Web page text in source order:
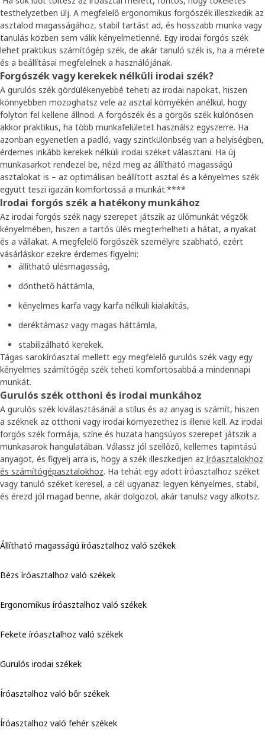
testhelyzetben ülj. A megfelelő ergonomikus forgószék illeszkedik az
asztalod magasságához, stabil tartást ad, és hosszabb munka vagy
tanulás közben sem válik kényelmetlenné. Egy irodai forgós szék
lehet praktikus számítógép szék, de akár tanuló szék is, ha a mérete
és a beállításai megfelelnek a használójának.
Forgószék vagy kerekek nélküli irodai szék?
A gurulós szék gördülékenyebbé teheti az irodai napokat, hiszen
könnyebben mozoghatsz vele az asztal környékén anélkül, hogy
folyton fel kellene állnod. A forgószék és a görgős szék különösen
akkor praktikus, ha több munkafelületet használsz egyszerre. Ha
azonban egyenetlen a padló, vagy szintkülönbség van a helyiségben,
érdemes inkább kerekek nélküli irodai széket választani. Ha új
munkasarkot rendezel be, nézd meg az állítható magasságú
asztalokat is – az optimálisan beállított asztal és a kényelmes szék
együtt teszi igazán komfortossá a munkát.****
Irodai forgós szék a hatékony munkához
Az irodai forgós szék nagy szerepet játszik az ülőmunkát végzők
kényelmében, hiszen a tartós ülés megterhelheti a hátat, a nyakat
és a vállakat. A megfelelő forgószék személyre szabható, ezért
vásárláskor ezekre érdemes figyelni:
állítható ülésmagasság,
dönthető háttámla,
kényelmes karfa vagy karfa nélküli kialakítás,
deréktámasz vagy magas háttámla,
stabilizálható kerekek.
Tágas sarokíróasztal mellett egy megfelelő gurulós szék vagy egy
kényelmes számítógép szék teheti komfortosabbá a mindennapi
munkát.
Gurulós szék otthoni és irodai munkához
A gurulós szék kiválasztásánál a stílus és az anyag is számít, hiszen
a széknek az otthoni vagy irodai környezethez is illenie kell. Az irodai
forgós szék formája, színe és huzata hangsúyos szerepet játszik a
munkasarok hangulatában. Válassz jól szellőző, kellemes tapintású
anyagot, és figyelj arra is, hogy a szék illeszkedjen az íróasztalokhoz
és számítógépasztalokhoz. Ha tehát egy adott íróasztalhoz széket
vagy tanuló széket keresel, a cél ugyanaz: legyen kényelmes, stabil,
és érezd jól magad benne, akár dolgozol, akár tanulsz vagy alkotsz.
Állítható magasságú íróasztalhoz való székek
Bézs íróasztalhoz való székek
Ergonomikus íróasztalhoz való székek
Fekete íróasztalhoz való székek
Gurulós irodai székek
Íróasztalhoz való bőr székek
Íróasztalhoz való fehér székek